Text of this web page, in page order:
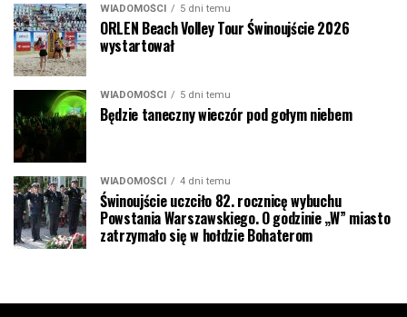
WIADOMOŚCI 5 dni temu
ORLEN Beach Volley Tour Świnoujście 2026
wystartował
WIADOMOŚCI 5 dni temu
Będzie taneczny wieczór pod gołym niebem
WIADOMOŚCI 4 dni temu
Świnoujście uczciło 82. rocznicę wybuchu
Powstania Warszawskiego. O godzinie „W” miasto
zatrzymało się w hołdzie Bohaterom